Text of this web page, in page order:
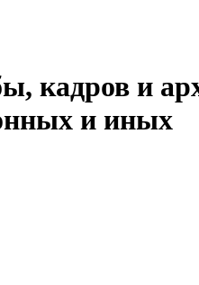
кадров и
и иных